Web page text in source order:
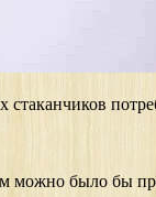
можно было бы